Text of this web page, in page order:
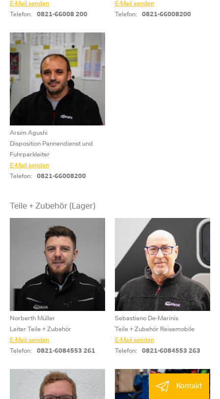
Kontakt
E-Mail senden
Telefon:
0821-66008 200
E-Mail senden
Telefon:
0821-66008200
Arsim Agushi
Disposition Pannendienst und
Fuhrparkleiter
E-Mail senden
Telefon:
0821-66008200
Teile + Zubehör (Lager)
Norberth Müller
Leiter Teile + Zubehör
E-Mail senden
Telefon:
0821-6084553 261
Sebastiano De-Marinis
Teile + Zubehör Reisemobile
E-Mail senden
Telefon:
0821-6084553 263